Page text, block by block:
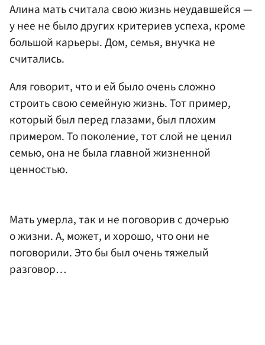
Алина мать считала свою жизнь неудавшейся —
у нее не было других критериев успеха, кроме
большой карьеры. Дом, семья, внучка не
считались.
Аля говорит, что и ей было очень сложно
строить свою семейную жизнь. Тот пример,
который был перед глазами, был плохим
примером. То поколение, тот слой не ценил
семью, она не была главной жизненной
ценностью.
Мать умерла, так и не поговорив с дочерью
о жизни. А, может, и хорошо, что они не
поговорили. Это бы был очень тяжелый
разговор…